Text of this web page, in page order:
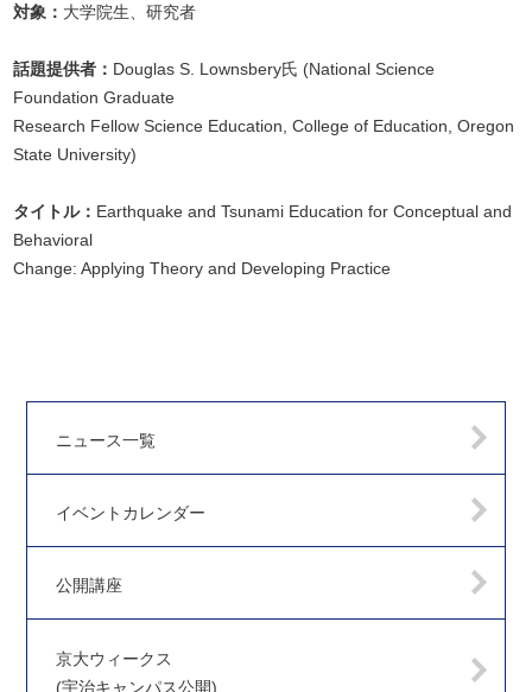
対象： 大学院生、研究者
話題提供者： Douglas S. Lownsbery氏 (National Science
Foundation Graduate
Research Fellow Science Education, College of Education, Oregon
State University)
タイトル： Earthquake and Tsunami Education for Conceptual and
Behavioral
Change: Applying Theory and Developing Practice
ニュース一覧
イベントカレンダー
公開講座
京大ウィークス
(宇治キャンパス公開)